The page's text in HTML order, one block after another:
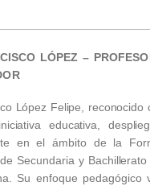
LÓPEZ –
López Felipe, reconocido
educativa,
en el ámbito de la
Secundaria y
Su enfoque pedagógico